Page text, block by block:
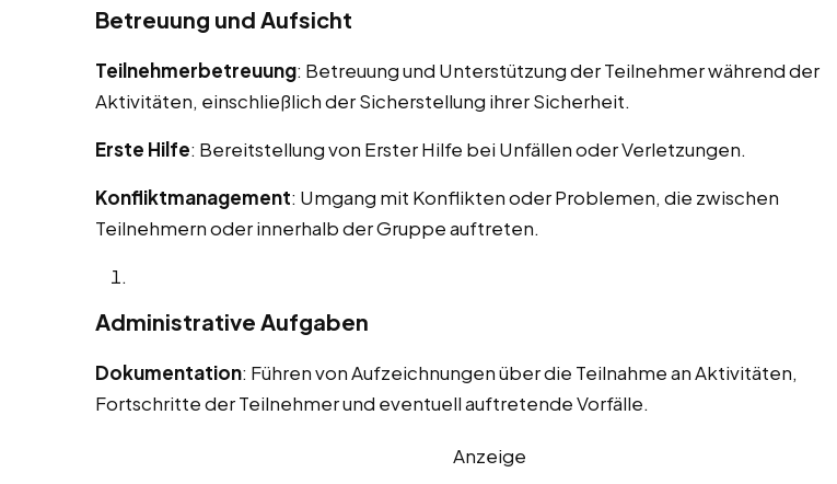
Betreuung und Aufsicht
Teilnehmerbetreuung: Betreuung und Unterstützung der Teilnehmer während der
Aktivitäten, einschließlich der Sicherstellung ihrer Sicherheit.
Erste Hilfe: Bereitstellung von Erster Hilfe bei Unfällen oder Verletzungen.
Konfliktmanagement: Umgang mit Konflikten oder Problemen, die zwischen
Teilnehmern oder innerhalb der Gruppe auftreten.
Administrative Aufgaben
Dokumentation: Führen von Aufzeichnungen über die Teilnahme an Aktivitäten,
Fortschritte der Teilnehmer und eventuell auftretende Vorfälle.
Anzeige